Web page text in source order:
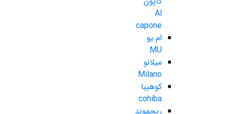
Al
capone
ام.یو
MU
میلانو
Milano
کوهیبا
cohiba
ریچموند